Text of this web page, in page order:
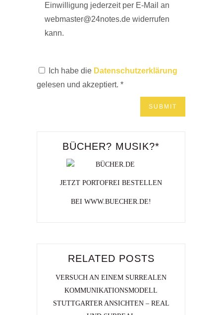
Einwilligung jederzeit per E-Mail an
webmaster@24notes.de widerrufen
kann.
Ich habe die Datenschutzerklärung
gelesen und akzeptiert. *
BÜCHER? MUSIK?*
JETZT PORTOFREI BESTELLEN
BEI WWW.BUECHER.DE!
RELATED POSTS
VERSUCH AN EINEM SURREALEN
KOMMUNIKATIONSMODELL
STUTTGARTER ANSICHTEN – REAL